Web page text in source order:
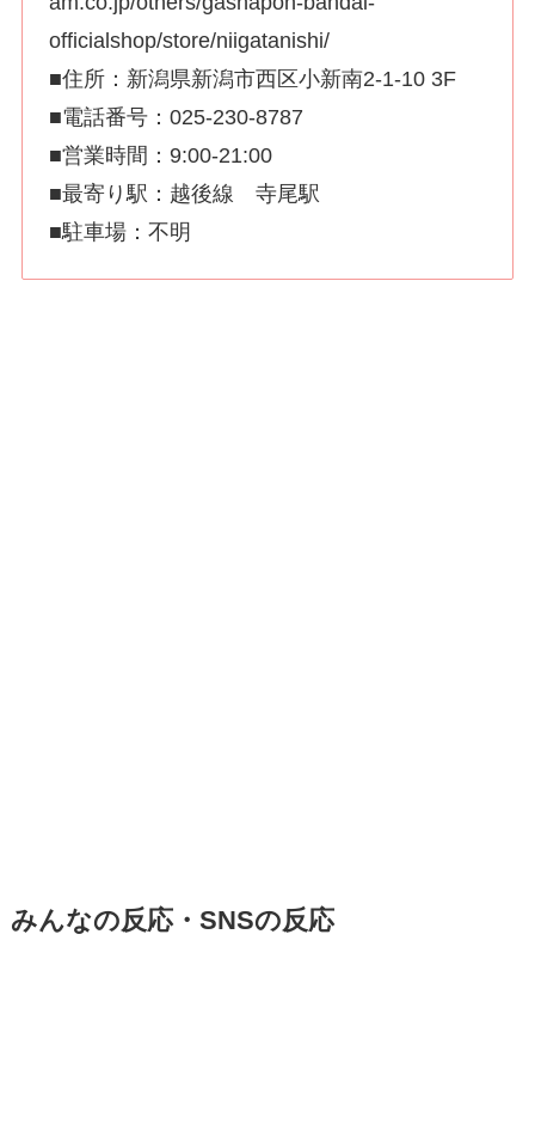
officialshop/store/niigatanishi/
■住所：新潟県新潟市西区小新南2-1-10 3F
■電話番号：025-230-8787
■営業時間：9:00-21:00
■最寄り駅：越後線 寺尾駅
■駐車場：不明
みんなの反応・SNSの反応